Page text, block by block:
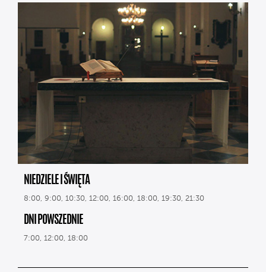
NIEDZIELE I ŚWIĘTA
8:00, 9:00, 10:30, 12:00, 16:00, 18:00, 19:30, 21:30
DNI POWSZEDNIE
7:00, 12:00, 18:00